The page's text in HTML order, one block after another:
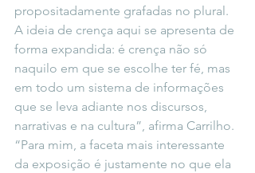
propositadamente grafadas no plural.
A ideia de crença aqui se apresenta de
forma expandida: é crença não só
naquilo em que se escolhe ter fé, mas
em todo um sistema de informações
que se leva adiante nos discursos,
narrativas e na cultura”, afirma Carrilho.
“Para mim, a faceta mais interessante
da exposição é justamente no que ela